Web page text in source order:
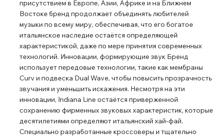
присутствием в Европе, Азии, Африке и на Ближнем
Востоке бренд продолжает объединять любителей
музыки по всему миру, обеспечивая, что его богатое
итальянское наследие остаётся определяющей
характеристикой, даже по мере принятия современных
технологий. Инновации, формирующие звук Бренд
использует передовые технологии, такие как мембраны
Curv и подвеска Dual Wave, чтобы повысить прозрачность
звучания и уменьшить искажения. Несмотря на эти
инновации, Indiana Line остаётся приверженной
сохранению фирменных звуковых характеристик, которые
десятилетиями определяют итальянский хай‑фай.
Специально разработанные кроссоверы и тщательно